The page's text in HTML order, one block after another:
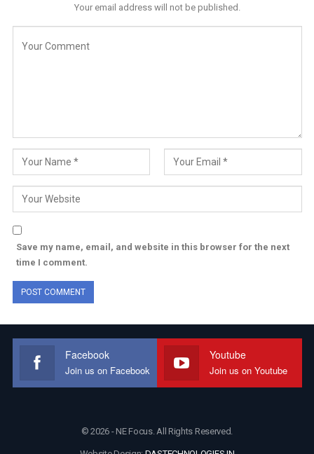
Your email address will not be published.
Save my name, email, and website in this browser for the next
time I comment.
Facebook
Join us on Facebook
Youtube
Join us on Youtube
© 2026 - NE Focus. All Rights Reserved.